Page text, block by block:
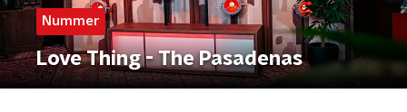
Nummer
Love Thing - The Pasadenas